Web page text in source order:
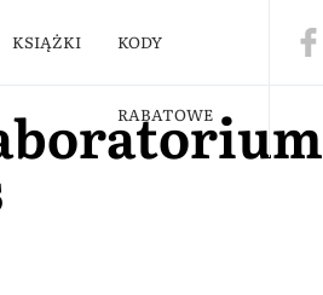
KSIĄŻKI KODY
RABATOWE